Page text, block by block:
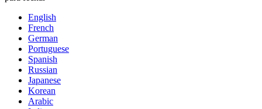
English
French
German
Portuguese
Spanish
Russian
Japanese
Korean
Arabic